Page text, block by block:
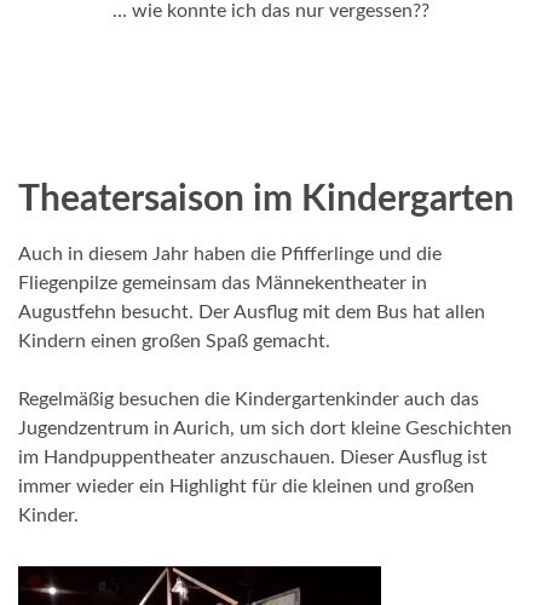
… wie konnte ich das nur vergessen??
Theatersaison im Kindergarten
Auch in diesem Jahr haben die Pfifferlinge und die
Fliegenpilze gemeinsam das Männekentheater in
Augustfehn besucht. Der Ausflug mit dem Bus hat allen
Kindern einen großen Spaß gemacht.
Regelmäßig besuchen die Kindergartenkinder auch das
Jugendzentrum in Aurich, um sich dort kleine Geschichten
im Handpuppentheater anzuschauen. Dieser Ausflug ist
immer wieder ein Highlight für die kleinen und großen
Kinder.